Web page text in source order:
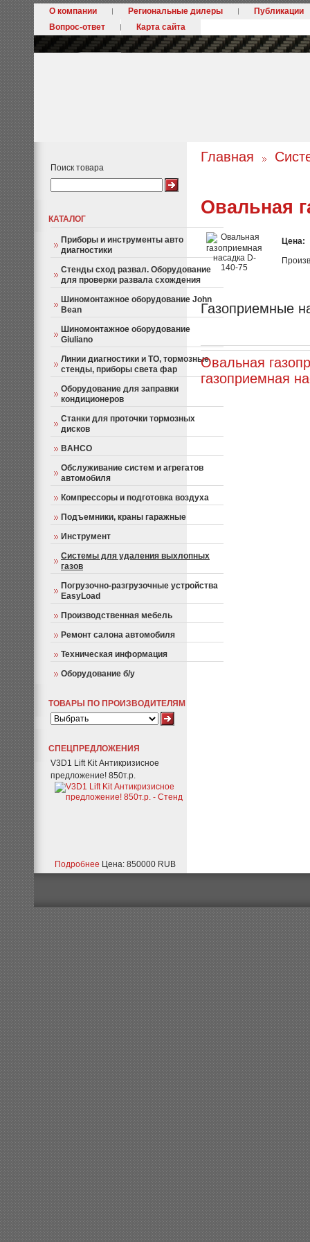
О компании Региональные дилеры
Публикации
Вопрос-ответ
Карта сайта
Поиск товара
КАТАЛОГ
Приборы и инструменты авто
диагностики
Стенды сход развал. Оборудование
для проверки развала схождения
Шиномонтажное оборудование John
Bean
Шиномонтажное оборудование
Giuliano
Линии диагностики и ТО, тормозные
стенды, приборы света фар
Оборудование для заправки
кондиционеров
Станки для проточки тормозных
дисков
BAHCO
Обслуживание систем и агрегатов
автомобиля
Компрессоры и подготовка воздуха
Подъемники, краны гаражные
Инструмент
Системы для удаления выхлопных
газов
Погрузочно-разгрузочные устройства
EasyLoad
Производственная мебель
Ремонт салона автомобиля
Техническая информация
Оборудование б/у
ТОВАРЫ ПО ПРОИЗВОДИТЕЛЯМ
СПЕЦПРЕДЛОЖЕНИЯ
V3D1 Lift Kit Антикризисное
предложение! 850т.р.
Подробнее Цена: 850000 RUB
Главная
Овальная
Цена:
Газоприемные
Овальная
газоприемная